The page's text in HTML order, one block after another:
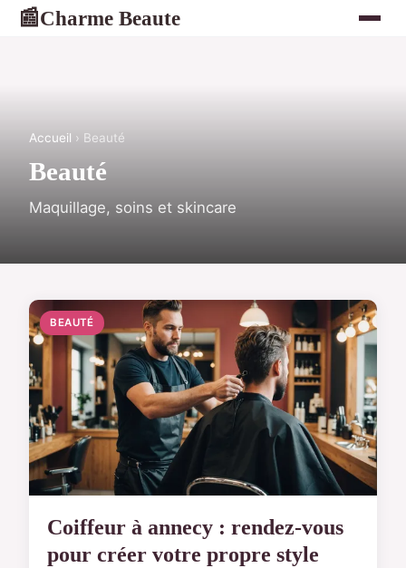
📰Charme Beaute
Accueil › Beauté
Beauté
Maquillage, soins et skincare
BEAUTÉ
Coiffeur à annecy : rendez-vous
pour créer votre propre style